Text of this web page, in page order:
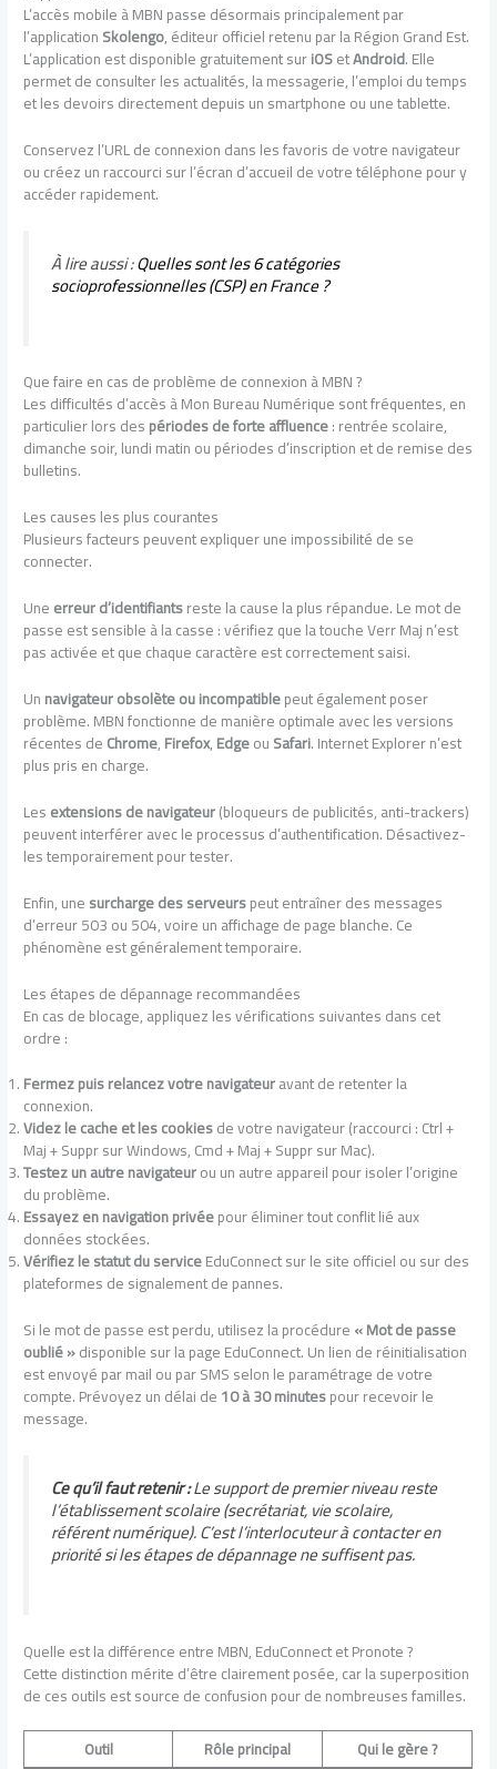
L’accès mobile à MBN passe désormais principalement par
l’applicationSkolengo, éditeur officiel retenu par la Région Grand Est.
L’application est disponible gratuitement suriOSetAndroid. Elle
permet de consulter les actualités, la messagerie, l’emploi du temps
et les devoirs directement depuis un smartphone ou une tablette.
Conservez l’URL de connexion dans les favoris de votre navigateur
ou créez un raccourci sur l’écran d’accueil de votre téléphone pour y
accéder rapidement.
À lire aussi :Quelles sont les 6 catégories
socioprofessionnelles (CSP) en France ?
Que faire en cas de problème de connexion à MBN ?
Les difficultés d’accès à Mon Bureau Numérique sont fréquentes, en
particulier lors despériodes de forte affluence: rentrée scolaire,
dimanche soir, lundi matin ou périodes d’inscription et de remise des
bulletins.
Les causes les plus courantes
Plusieurs facteurs peuvent expliquer une impossibilité de se
connecter.
Uneerreur d’identifiantsreste la cause la plus répandue. Le mot de
passe est sensible à la casse : vérifiez que la touche Verr Maj n’est
pas activée et que chaque caractère est correctement saisi.
Unnavigateur obsolète ou incompatiblepeut également poser
problème. MBN fonctionne de manière optimale avec les versions
récentes deChrome,Firefox,EdgeouSafari. Internet Explorer n’est
plus pris en charge.
Lesextensions de navigateur(bloqueurs de publicités, anti-trackers)
peuvent interférer avec le processus d’authentification. Désactivez-
les temporairement pour tester.
Enfin, unesurcharge des serveurspeut entraîner des messages
d’erreur 503 ou 504, voire un affichage de page blanche. Ce
phénomène est généralement temporaire.
Les étapes de dépannage recommandées
En cas de blocage, appliquez les vérifications suivantes dans cet
ordre :
Fermez puis relancez votre navigateuravant de retenter la
connexion.
Videz le cache et les cookiesde votre navigateur (raccourci : Ctrl +
Maj + Suppr sur Windows, Cmd + Maj + Suppr sur Mac).
Testez un autre navigateurou un autre appareil pour isoler l’origine
du problème.
Essayez en navigation privéepour éliminer tout conflit lié aux
données stockées.
Vérifiez le statut du serviceEduConnect sur le site officiel ou sur des
plateformes de signalement de pannes.
Si le mot de passe est perdu, utilisez la procédure« Mot de passe
oublié »disponible sur la page EduConnect. Un lien de réinitialisation
est envoyé par mail ou par SMS selon le paramétrage de votre
compte. Prévoyez un délai de10 à 30 minutespour recevoir le
message.
Ce qu’il faut retenir :Le support de premier niveau reste
l’établissement scolaire (secrétariat, vie scolaire,
référent numérique). C’est l’interlocuteur à contacter en
priorité si les étapes de dépannage ne suffisent pas.
Quelle est la différence entre MBN, EduConnect et Pronote ?
Cette distinction mérite d’être clairement posée, car la superposition
de ces outils est source de confusion pour de nombreuses familles.
Outil
Rôle principal Qui le gère ?